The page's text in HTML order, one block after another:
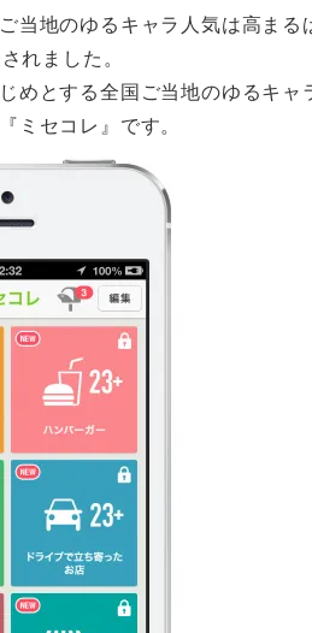
当地のゆるキャラ人気は高ま
れました。
めとする全国ご当地のゆるキ
ミセコレ』です。